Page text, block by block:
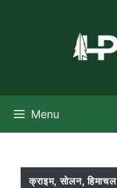
Menu
क्राइम,सोलन,हिमाचल